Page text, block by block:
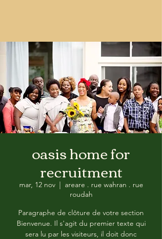
oasis home for
recruitment
mar, 12 nov
  |
areare . rue wahran . rue
roudah
Paragraphe de clôture de votre section
Bienvenue. Il s'agit du premier texte qui
sera lu par les visiteurs, il doit donc